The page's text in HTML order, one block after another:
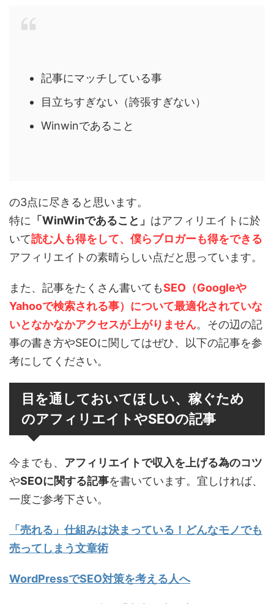
記事にマッチしている事
目立ちすぎない（誇張すぎない）
Winwinであること
の3点に尽きると思います。
特に 「WinWinであること」 はアフィリエイトに於
いて読む人も得をして、僕らブロガーも得をできる
アフィリエイトの素晴らしい点だと思っています。
また、記事をたくさん書いてもSEO（Googleや
Yahooで検索される事）について最適化されていな
いとなかなかアクセスが上がりません。その辺の記
事の書き方やSEOに関してはぜひ、以下の記事を参
考にしてください。
目を通しておいてほしい、稼ぐため
のアフィリエイトやSEOの記事
今までも、 アフィリエイトで収入を上げる為のコツ
やSEOに関する記事を書いています。宜しければ、
一度ご参考下さい。
「売れる」仕組みは決まっている！どんなモノでも
売ってしまう文章術
WordPressでSEO対策を考える人へ